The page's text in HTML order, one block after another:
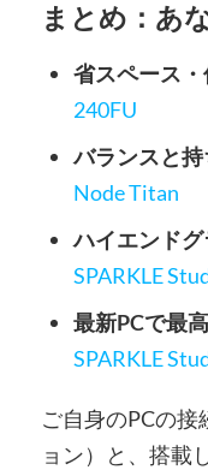
まとめ：あ
省スペース・
240FU
バランスと
Node Titan
ハイエンド
SPARKLE
最新PCで最
SPARKLE
ご自身のPCの
ョン）と、搭載